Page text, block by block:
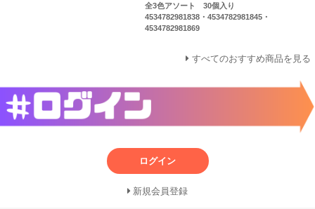
全3色アソート 30個入り
4534782981838・4534782981845・
4534782981869
すべてのおすすめ商品を見る
ログイン
新規会員登録